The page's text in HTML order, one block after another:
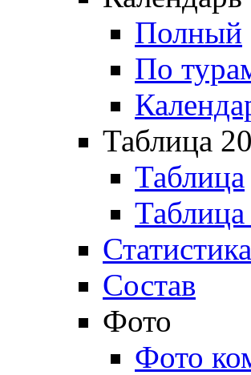
Полный
По
Таблица
Таблица
Состав
Фото
Фото